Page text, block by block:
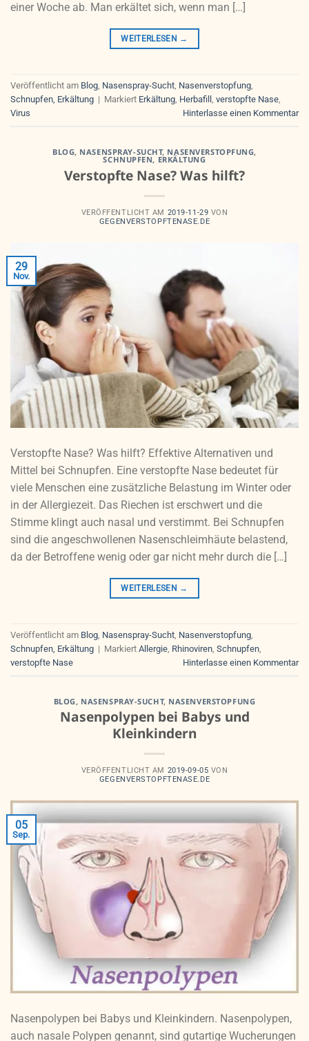
einer Woche ab. Man erkältet sich, wenn man […]
WEITERLESEN →
Veröffentlicht am Blog, Nasenspray-Sucht, Nasenverstopfung,
Schnupfen, Erkältung | Markiert Erkältung, Herbafill , verstopfte Nase,
Virus
Hinterlasse einen Kommentar
BLOG, NASENSPRAY-SUCHT, NASENVERSTOPFUNG,
SCHNUPFEN, ERKÄLTUNG
Verstopfte Nase? Was hilft?
VERÖFFENTLICHT AM 2019-11-29 VON
GEGENVERSTOPFTENASE.DE
29
Nov.
Verstopfte Nase? Was hilft? Effektive Alternativen und
Mittel bei Schnupfen. Eine verstopfte Nase bedeutet für
viele Menschen eine zusätzliche Belastung im Winter oder
in der Allergiezeit. Das Riechen ist erschwert und die
Stimme klingt auch nasal und verstimmt. Bei Schnupfen
sind die angeschwollenen Nasenschleimhäute belastend,
da der Betroffene wenig oder gar nicht mehr durch die […]
WEITERLESEN →
Veröffentlicht am Blog, Nasenspray-Sucht, Nasenverstopfung,
Schnupfen, Erkältung | Markiert Allergie, Rhinoviren, Schnupfen,
verstopfte Nase
Hinterlasse einen Kommentar
BLOG, NASENSPRAY-SUCHT, NASENVERSTOPFUNG
Nasenpolypen bei Babys und
Kleinkindern
VERÖFFENTLICHT AM 2019-09-05 VON
GEGENVERSTOPFTENASE.DE
05
Sep.
Nasenpolypen bei Babys und Kleinkindern. Nasenpolypen,
auch nasale Polypen genannt, sind gutartige Wucherungen